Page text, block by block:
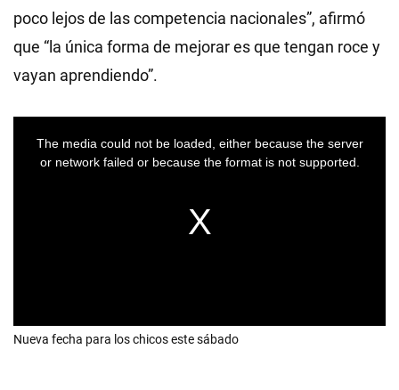
poco lejos de las competencia nacionales”, afirmó
que “la única forma de mejorar es que tengan roce y
vayan aprendiendo”.
Nueva fecha para los chicos este sábado